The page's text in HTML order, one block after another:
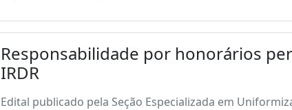
Responsabilidade por honorários
IRDR
Edital publicado pela Seção Especializada em